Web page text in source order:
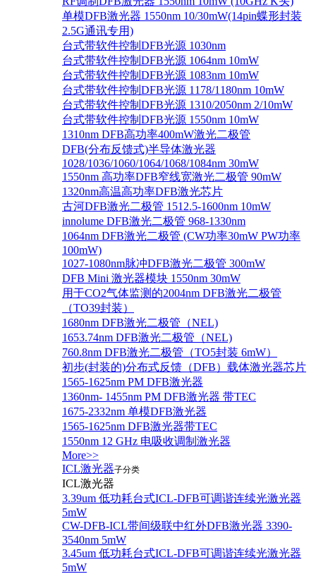
单模DFB激光器 1550nm 10/30mW(14pin蝶形封装
2.5G通讯专用)
台式带软件控制DFB光源 1030nm
台式带软件控制DFB光源 1064nm 10mW
台式带软件控制DFB光源 1083nm 10mW
台式带软件控制DFB光源 1178/1180nm 10mW
台式带软件控制DFB光源 1310/2050nm 2/10mW
台式带软件控制DFB光源 1550nm 10mW
1310nm DFB高功率400mW激光二极管
DFB(分布反馈式)半导体激光器
1028/1036/1060/1064/1068/1084nm 30mW
1550nm 高功率DFB窄线宽激光二极管 90mW
1320nm高温高功率DFB激光芯片
古河DFB激光二极管 1512.5-1600nm 10mW
innolume DFB激光二极管 968-1330nm
1064nm DFB激光二极管 (CW功率30mW PW功率
100mW)
1027-1080nm脉冲DFB激光二极管 300mW
DFB Mini 激光器模块 1550nm 30mW
用于CO2气体监测的2004nm DFB激光二极管
（TO39封装）
1680nm DFB激光二极管（NEL)
1653.74nm DFB激光二极管（NEL)
760.8nm DFB激光二极管（TO5封装 6mW）
初步(封装的)分布式反馈（DFB）载体激光器芯片
1565-1625nm PM DFB激光器
1360nm- 1455nm PM DFB激光器 带TEC
1675-2332nm 单模DFB激光器
1565-1625nm DFB激光器带TEC
1550nm 12 GHz 电吸收调制激光器
More>>
ICL激光器子分类
ICL激光器
3.39um 低功耗台式ICL-DFB可调谐连续光激光器
5mW
CW-DFB-ICL带间级联中红外DFB激光器 3390-
3540nm 5mW
3.45um 低功耗台式ICL-DFB可调谐连续光激光器
5mW